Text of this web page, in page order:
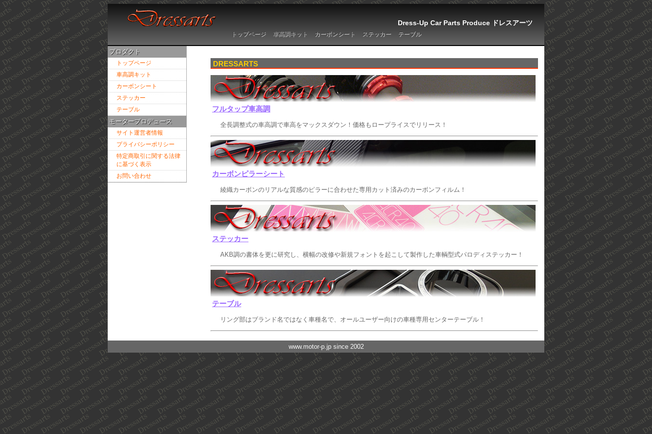
Dress-Up Car Parts Produce ドレスアーツ
トップページ 車高調キット カーボンシート ステッカー テーブル
プロダクト
トップページ
車高調キット
カーボンシート
ステッカー
テーブル
モータープロデュース
サイト運営者情報
プライバシーポリシー
特定商取引に関する法律
に基づく表示
お問い合わせ
DRESSARTS
フルタップ車高調
全長調整式の車高調で車高をマックスダウン！価格もロープライスでリリース！
カーボンピラーシート
綾織カーボンのリアルな質感のピラーに合わせた専用カット済みのカーボンフィルム！
ステッカー
AKB調の書体を更に研究し、横幅の改修や新規フォントを起こして製作した車輌型式パロディステッカー！
テーブル
リング部はブランド名ではなく車種名で、オールユーザー向けの車種専用センターテーブル！
www.motor-p.jp since 2002